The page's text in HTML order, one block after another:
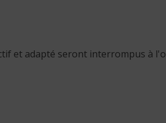
et adapté seront interrompus à